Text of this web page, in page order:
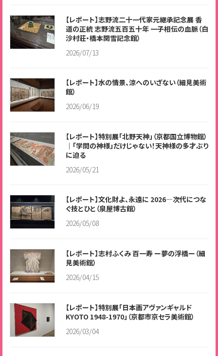
【レポート】志野流二十一代家元継承記念展 香
道の正統 志野流五百五十年 一子相伝の血脈（白
沙村荘・橋本関雪記念館）
2026/07/13
【レポート】水の情景、涼へのいざない（細見美術
館）
2026/06/19
【レポート】特別展「北野天神」（京都国立博物館）
｜「学問の神様」だけじゃない！天神様の多才ぶり
に迫る
2026/05/21
【レポート】文化財よ、永遠に 2026―次代につな
ぐ技とひと（泉屋博古館）
2026/05/08
【レポート】志村ふくみ 百一寿 ー夢の浮橋ー（細
見美術館）
2026/04/15
【レポート】特別展「日本画アヴァンギャルド
KYOTO 1948-1970」（京都市京セラ美術館）
2026/03/04